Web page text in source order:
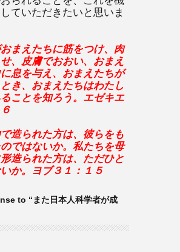
ていただきたいと思いま
まえたちに筋をつけ、肉
、皮膚でおおい、おまえ
息を与え、おまえたちが
き、おまえたちはわたし
ことを知ろう。エゼキエ
造られた方は、彼らをも
ではないか。私たちを母
造られた方は、ただひと
か。ヨブ３１：１５
to “また日本人科学者が成